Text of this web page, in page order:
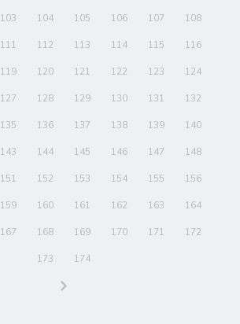
103 104 105 106 107 108
111 112 113 114 115 116
119 120 121 122 123 124
127 128 129 130 131 132
135 136 137 138 139 140
143 144 145 146 147 148
151 152 153 154 155 156
159 160 161 162 163 164
167 168 169 170 171 172
173 174